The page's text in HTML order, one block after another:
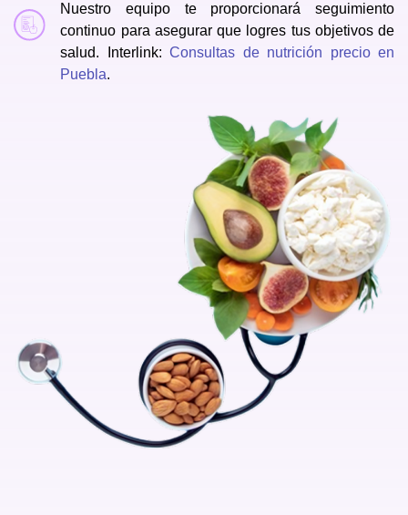
Nuestro equipo te proporcionará seguimiento
continuo para asegurar que logres tus objetivos de
salud. Interlink:Consultas de nutrición precio en
Puebla.